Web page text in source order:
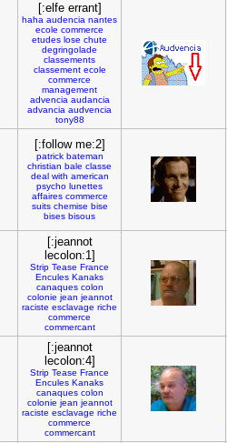
[:elfe errant]
haha audencia nantes
ecole commerce
etudes lose chute
degringolade
classements
classement ecole
commerce
management
advencia audancia
advancia audvencia
tony88
[:follow me:2]
patrick bateman
christian bale classe
deal with american
psycho lunettes
affaires commerce
suits chemise bise
bises bisous
[:jeannot
lecolon:1]
Strip Tease France
Encules Kanaks
canaques colon
colonie jean jeannot
raciste esclavage riche
commerce
commercant
[:jeannot
lecolon:4]
Strip Tease France
Encules Kanaks
canaques colon
colonie jean jeannot
raciste esclavage riche
commerce
commercant